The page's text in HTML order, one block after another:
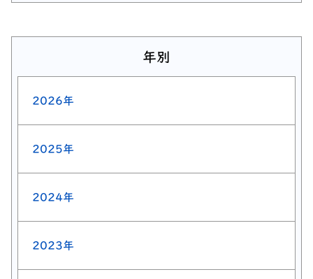
年別
2026年
2025年
2024年
2023年